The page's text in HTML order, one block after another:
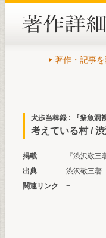
著作・記事
犬歩当棒録 : 『祭魚洞
考えている村 /
掲載
『渋沢敬
出典
渋沢敬三著
関連リンク
−